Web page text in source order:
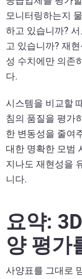
모니터링하는지
하고 있습니까?
고 있습니까? 재
성 수치에만 의존
다.
시스템을 비교할
침의 품질을 평가
한 변동성을 줄여
대한 명확한 모범
지나도 재현성을
니다.
요약:
양 평가
사양표를 그대로